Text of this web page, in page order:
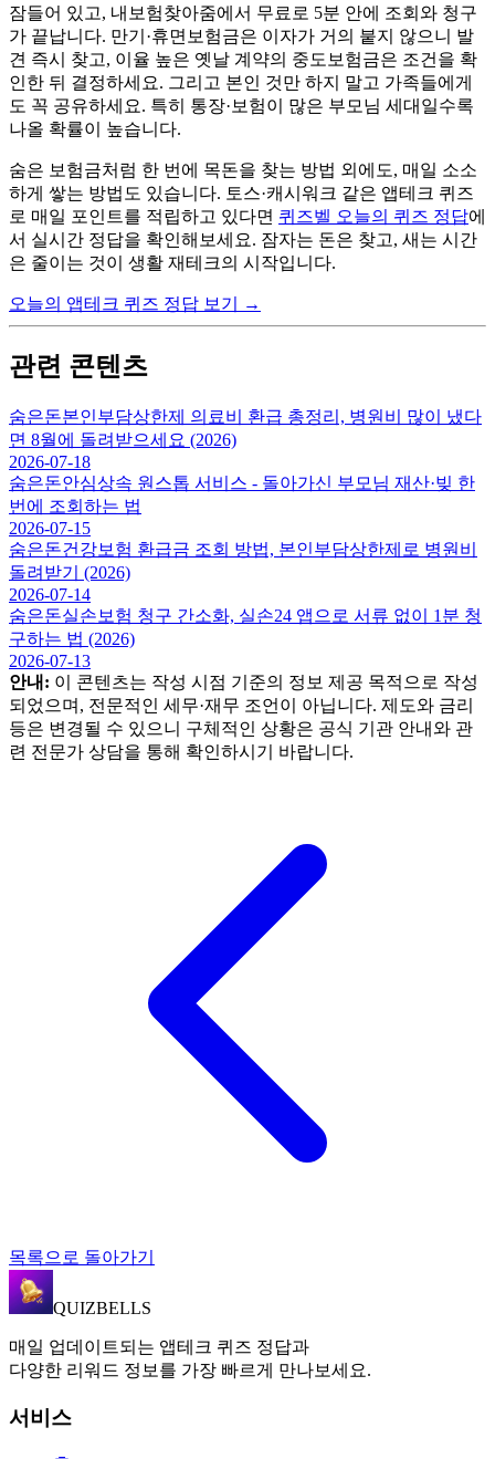
잠들어 있고, 내보험찾아줌에서 무료로 5분 안에 조회와 청구
가 끝납니다. 만기·휴면보험금은 이자가 거의 붙지 않으니 발
견 즉시 찾고, 이율 높은 옛날 계약의 중도보험금은 조건을 확
인한 뒤 결정하세요. 그리고 본인 것만 하지 말고 가족들에게
도 꼭 공유하세요. 특히 통장·보험이 많은 부모님 세대일수록
나올 확률이 높습니다.
숨은 보험금처럼 한 번에 목돈을 찾는 방법 외에도, 매일 소소
하게 쌓는 방법도 있습니다. 토스·캐시워크 같은 앱테크 퀴즈
로 매일 포인트를 적립하고 있다면 퀴즈벨 오늘의 퀴즈 정답에
서 실시간 정답을 확인해보세요. 잠자는 돈은 찾고, 새는 시간
은 줄이는 것이 생활 재테크의 시작입니다.
오늘의 앱테크 퀴즈 정답 보기 →
관련 콘텐츠
숨은돈본인부담상한제 의료비 환급 총정리, 병원비 많이 냈다
면 8월에 돌려받으세요 (2026)
2026-07-18
숨은돈안심상속 원스톱 서비스 - 돌아가신 부모님 재산·빚 한
번에 조회하는 법
2026-07-15
숨은돈건강보험 환급금 조회 방법, 본인부담상한제로 병원비
돌려받기 (2026)
2026-07-14
숨은돈실손보험 청구 간소화, 실손24 앱으로 서류 없이 1분 청
구하는 법 (2026)
2026-07-13
안내: 이 콘텐츠는 작성 시점 기준의 정보 제공 목적으로 작성
되었으며, 전문적인 세무·재무 조언이 아닙니다. 제도와 금리
등은 변경될 수 있으니 구체적인 상황은 공식 기관 안내와 관
련 전문가 상담을 통해 확인하시기 바랍니다.
목록으로 돌아가기
QUIZBELLS
매일 업데이트되는 앱테크 퀴즈 정답과
다양한 리워드 정보를 가장 빠르게 만나보세요.
서비스